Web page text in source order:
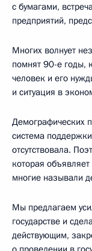
с бумагами,
предприятий,
Многих волнует
помнят 90-е годы,
человек и его
и ситуация в
Демографических
система
отсутствовала.
которая
многие называли
Мы предлагаем
государстве и
действующим,